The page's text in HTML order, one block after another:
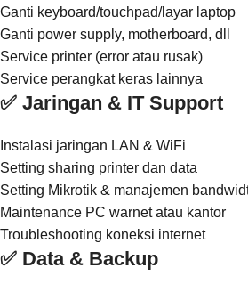
Ganti keyboard/touchpad/layar laptop
Ganti power supply, motherboard, dll
Service printer (error atau rusak)
Service perangkat keras lainnya
✅ Jaringan & IT Support
Instalasi jaringan LAN & WiFi
Setting sharing printer dan data
Setting Mikrotik & manajemen
Maintenance PC warnet atau kantor
Troubleshooting koneksi internet
✅ Data & Backup